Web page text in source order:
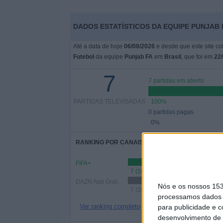
Nós e os nossos
processamos
para publicidade e
desenvolvimento de
DADOS ESTATÍSTICOS DA EQUIPE
Até a data de hoje 06/08/2026 e desde que este site
Futebol da equipe Punjab FA em Brasil , que foi em
7
PARTIDAS TELEVISADAS
7 partidas em aberto
100%
0 partidas pagas
0%
RANKING POR CANAIS
FIFA+
7 (100%)
7 (100%)
Ver ranking completo